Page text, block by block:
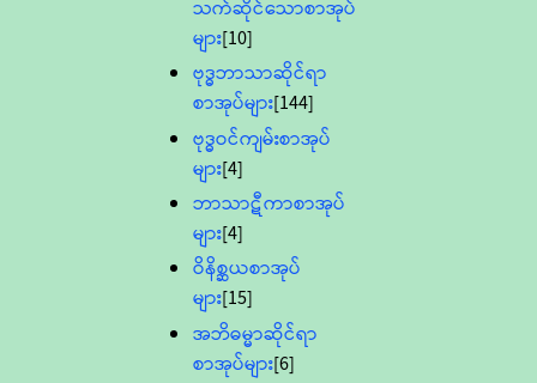
သက်ဆိုင်သောစာအုပ်
များ[10]
ဗုဒ္ဓဘာသာဆိုင်ရာ
စာအုပ်များ[144]
ဗုဒ္ဓဝင်ကျမ်းစာအုပ်
များ[4]
ဘာသာဋီကာစာအုပ်
များ[4]
ဝိနိစ္ဆယစာအုပ်
များ[15]
အဘိဓမ္မာဆိုင်ရာ
စာအုပ်များ[6]